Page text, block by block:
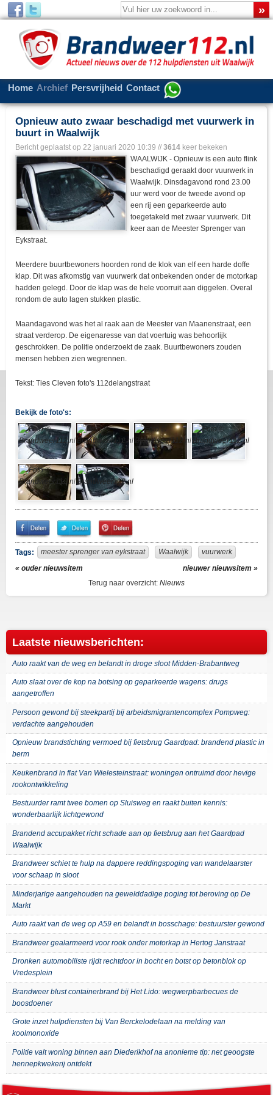
Home Archief Persvrijheid Contact
Opnieuw auto zwaar beschadigd met vuurwerk in
buurt in Waalwijk
Bericht geplaatst op 22 januari 2020 10:39 // 3614 keer bekeken
WAALWIJK - Opnieuw is een auto flink
beschadigd geraakt door vuurwerk in
Waalwijk. Dinsdagavond rond 23.00
uur werd voor de tweede avond op
een rij een geparkeerde auto
toegetakeld met zwaar vuurwerk. Dit
keer aan de Meester Sprenger van
Eykstraat.
Meerdere buurtbewoners hoorden rond de klok van elf een harde doffe
klap. Dit was afkomstig van vuurwerk dat onbekenden onder de motorkap
hadden gelegd. Door de klap was de hele voorruit aan diggelen. Overal
rondom de auto lagen stukken plastic.
Maandagavond was het al raak aan de Meester van Maanenstraat, een
straat verderop. De eigenaresse van dat voertuig was behoorlijk
geschrokken. De politie onderzoekt de zaak. Buurtbewoners zouden
mensen hebben zien wegrennen.
Tekst: Ties Cleven foto's 112delangstraat
Bekijk de foto's:
Share
on
Facebook
Share
on
Twitter
Pin
It!
Tags: meester sprenger van eykstraat Waalwijk
vuurwerk
« ouder nieuwsitem
nieuwer nieuwsitem »
Terug naar overzicht: Nieuws
Laatste nieuwsberichten:
Auto raakt van de weg en belandt in droge sloot Midden-Brabantweg
Auto slaat over de kop na botsing op geparkeerde wagens: drugs
aangetroffen
Persoon gewond bij steekpartij bij arbeidsmigrantencomplex Pompweg:
verdachte aangehouden
Opnieuw brandstichting vermoed bij fietsbrug Gaardpad: brandend plastic in
berm
Keukenbrand in flat Van Wielesteinstraat: woningen ontruimd door hevige
rookontwikkeling
Bestuurder ramt twee bomen op Sluisweg en raakt buiten kennis:
wonderbaarlijk lichtgewond
Brandend accupakket richt schade aan op fietsbrug aan het Gaardpad
Waalwijk
Brandweer schiet te hulp na dappere reddingspoging van wandelaarster
voor schaap in sloot
Minderjarige aangehouden na gewelddadige poging tot beroving op De
Markt
Auto raakt van de weg op A59 en belandt in bosschage: bestuurster gewond
Brandweer gealarmeerd voor rook onder motorkap in Hertog Janstraat
Dronken automobiliste rijdt rechtdoor in bocht en botst op betonblok op
Vredesplein
Brandweer blust containerbrand bij Het Lido: wegwerpbarbecues de
boosdoener
Grote inzet hulpdiensten bij Van Berckelodelaan na melding van
koolmonoxide
Politie valt woning binnen aan Diederikhof na anonieme tip: net geoogste
hennepkwekerij ontdekt